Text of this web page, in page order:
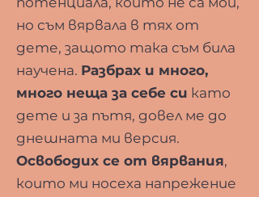
но съм вярвала в тях от
дете, защото така съм била
научена. Разбрах и много,
много неща за себе си като
дете и за пътя, довел ме до
днешната ми версия.
Освободих се от вярвания,
които ми носеха напрежение